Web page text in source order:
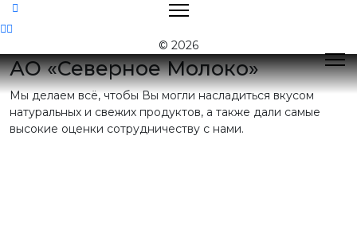
© 2026
Контакты
АО «Северное Молоко»
Мы делаем всё, чтобы Вы могли насладиться вкусом
натуральных и свежих продуктов, а также дали самые
высокие оценки сотрудничеству с нами.